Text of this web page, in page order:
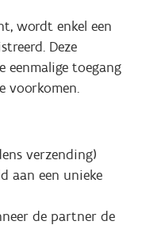
wordt enkel een
Deze
eenmalige toegang
voorkomen.
verzending)
aan een unieke
de partner de